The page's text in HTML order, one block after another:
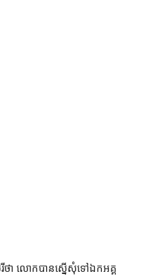
ា លោក​បាន​ស្នើ​សុំ​ទៅ​ឯកអគ្គ